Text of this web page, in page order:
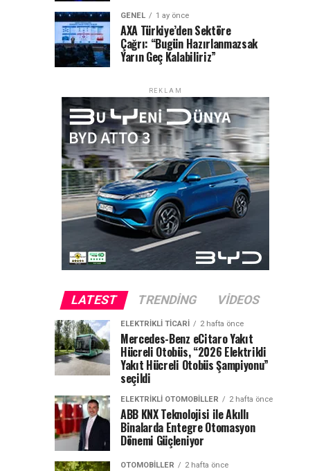
GENEL 1 ay önce
AXA Türkiye’den Sektöre
Çağrı: “Bugün Hazırlanmazsak
Yarın Geç Kalabiliriz”
REKLAM
LATEST TRENDING VIDEOS
ELEKTRIKLI TICARI 2 hafta önce
Mercedes-Benz eCitaro Yakıt
Hücreli Otobüs, “2026 Elektrikli
Yakıt Hücreli Otobüs Şampiyonu”
seçildi
ELEKTRIKLI OTOMOBILLER 2 hafta önce
ABB KNX Teknolojisi ile Akıllı
Binalarda Entegre Otomasyon
Dönemi Güçleniyor
OTOMOBILLER 2 hafta önce